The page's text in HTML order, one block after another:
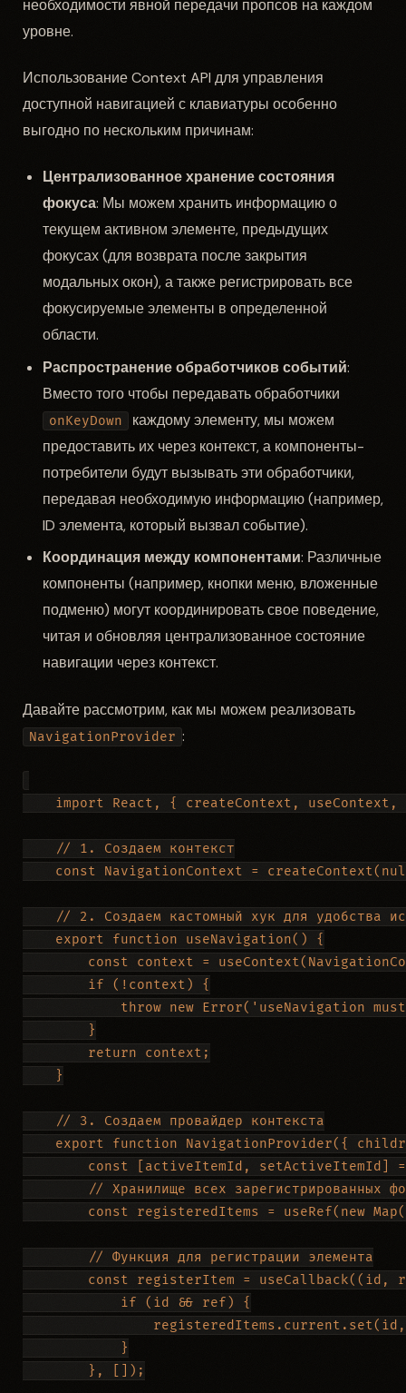
необходимости явной передачи пропсов на каждом
уровне.
Использование Context API для управления
доступной навигацией с клавиатуры особенно
выгодно по нескольким причинам:
Централизованное хранение состояния
фокуса: Мы можем хранить информацию о
текущем активном элементе, предыдущих
фокусах (для возврата после закрытия
модальных окон), а также регистрировать все
фокусируемые элементы в определенной
области.
Распространение обработчиков событий:
Вместо того чтобы передавать обработчики
onKeyDown
каждому элементу, мы можем
предоставить их через контекст, а компоненты-
потребители будут вызывать эти обработчики,
передавая необходимую информацию (например,
ID элемента, который вызвал событие).
Координация между компонентами: Различные
компоненты (например, кнопки меню, вложенные
подменю) могут координировать свое поведение,
читая и обновляя централизованное состояние
навигации через контекст.
Давайте рассмотрим, как мы можем реализовать
NavigationProvider :
import React, { createContext,
    // 1. Создаем контекст
const NavigationContext =
// 2. Создаем кастомный хук для удобства
    export function useNavigation() {
const context =
        if (!context) {
throw new Error('useNavigation
        }
        return context;
    }
    // 3. Создаем провайдер контекста
export function NavigationProvider({
const [activeItemId, setActiveItemId]
// Хранилище всех зарегистрированных
const registeredItems = useRef(new
        // Функция для регистрации элемента
const registerItem = useCallback((id,
            if (id && ref) {
            }
        }, []);